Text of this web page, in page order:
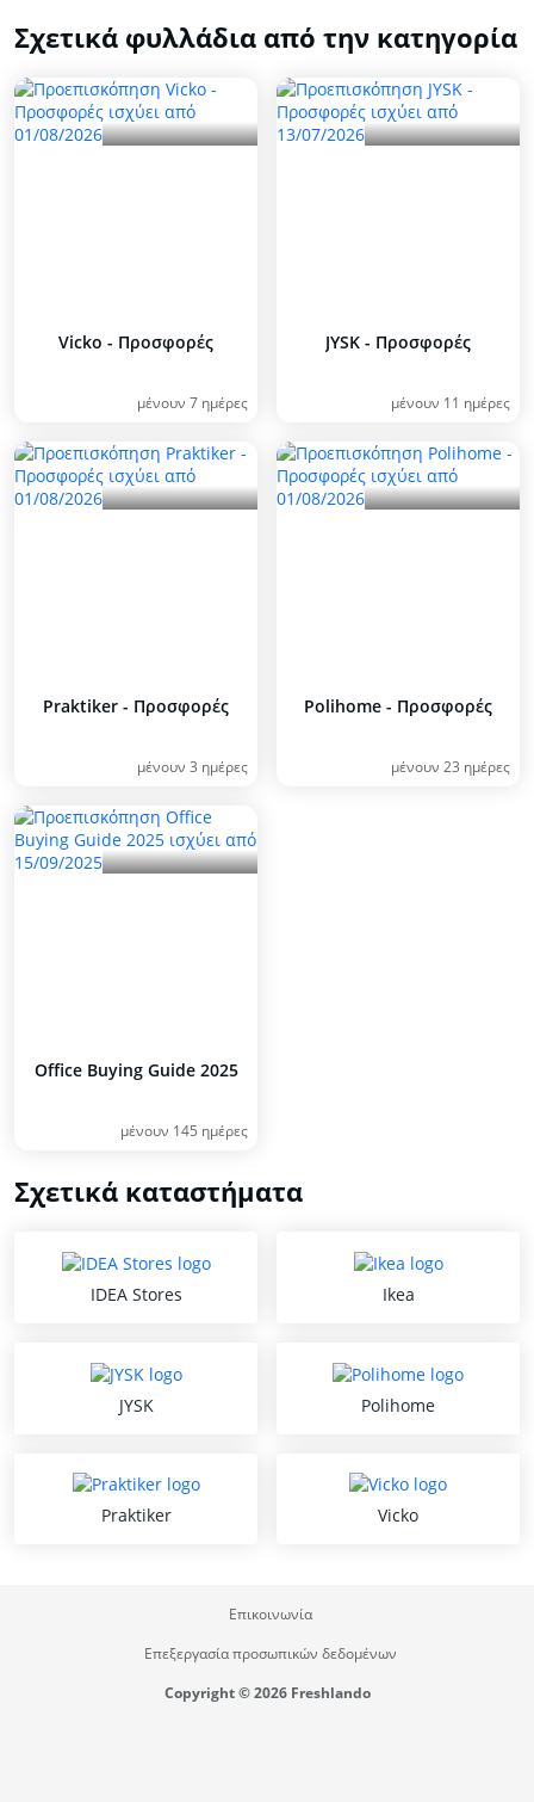
Σχετικά φυλλάδια από την κατηγορία
Vicko - Προσφορές
μένουν 7 ημέρες
JYSK - Προσφορές
μένουν 11 ημέρες
Praktiker - Προσφορές
μένουν 3 ημέρες
Polihome - Προσφορές
μένουν 23 ημέρες
Office Buying Guide 2025
μένουν 145 ημέρες
Σχετικά καταστήματα
IDEA Stores Ikea
JYSK Polihome
Praktiker Vicko
Επικοινωνία
Επεξεργασία προσωπικών δεδομένων
Copyright © 2026 Freshlando